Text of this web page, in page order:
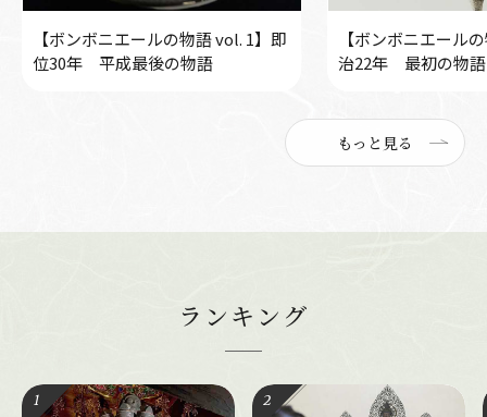
【ボンボニエールの物語 vol. 1】即
位30年 平成最後の物語
【ボンボニエール
治22年 最初の物語
もっと見る
ランキング